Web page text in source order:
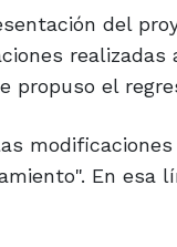
del
propuso el
En esa